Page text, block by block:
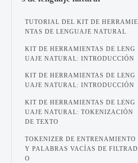
TUTORIAL DEL KIT DE HERRAMIE
NTAS DE LENGUAJE NATURAL
KIT DE HERRAMIENTAS DE LENG
UAJE NATURAL: INTRODUCCIÓN
KIT DE HERRAMIENTAS DE LENG
UAJE NATURAL: INTRODUCCIÓN
KIT DE HERRAMIENTAS DE LENG
UAJE NATURAL: TOKENIZACIÓN
DE TEXTO
TOKENIZER DE ENTRENAMIENTO
Y PALABRAS VACÍAS DE FILTRAD
O